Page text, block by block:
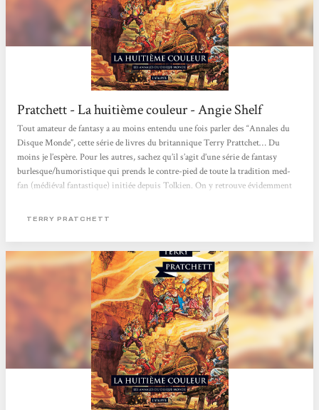
Pratchett - La huitième couleur - Angie Shelf
Tout amateur de fantasy a au moins entendu une fois parler des “Annales du
Disque Monde”, cette série de livres du britannique Terry Prattchet… Du
moins je l’espère. Pour les autres, sachez qu’il s’agit d’une série de fantasy
burlesque/humoristique qui prends le contre-pied de toute la tradition med-
fan (médiéval fantastique) initiée depuis Tolkien. On y retrouve évidemment
monstres divers mais ceux-ci sont dépeins d’une façon totalement décalée.
TERRY PRATCHETT